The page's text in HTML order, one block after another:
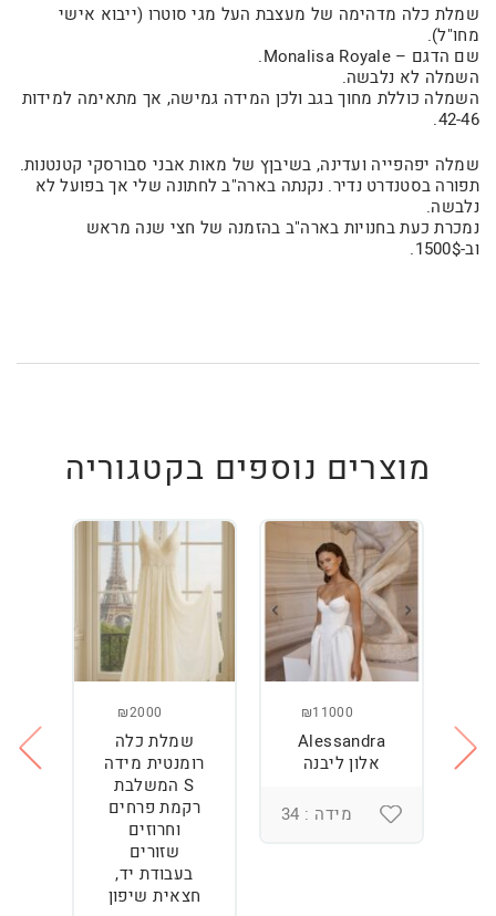
שמלת כלה מדהימה של מעצבת העל מגי סוטרו (ייבוא אישי
מחו"ל).
שם הדגם – Monalisa Royale.
השמלה לא נלבשה.
השמלה כוללת מחוך בגב ולכן המידה גמישה, אך מתאימה למידות
42-46.
שמלה יפהפייה ועדינה, בשיבןץ של מאות אבני סבורסקי קטנטנות.
תפורה בסטנדרט נדיר. נקנתה בארה"ב לחתונה שלי אך בפועל לא
נלבשה.
נמכרת כעת בחנויות בארה"ב בהזמנה של חצי שנה מראש
וב-1500$.
מוצרים נוספים בקטגוריה
₪11000
Alessandra
אלון ליבנה
מידה : 34
₪2000
שמלת כלה
רומנטית מידה
S המשלבת
רקמת פרחים
וחרוזים
שזורים
בעבודת יד,
חצאית שיפון